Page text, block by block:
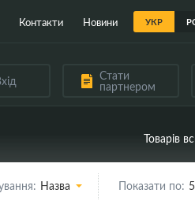
УКР
Контакти Новини
Стати
партнером
Товарів
Назва Показати по: